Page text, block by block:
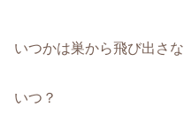
いつかは巣から飛び出さ
いつ？